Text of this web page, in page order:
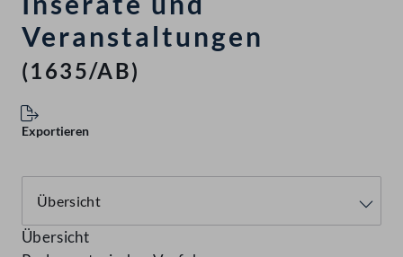
Veranstaltungen
(1635/AB)
Exportieren
Übersicht